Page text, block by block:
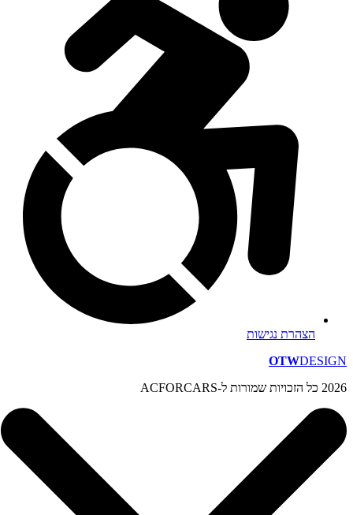
הצהרת נגישות
OTWDESIGN
2026 כל הזכויות שמורות ל-ACFORCARS